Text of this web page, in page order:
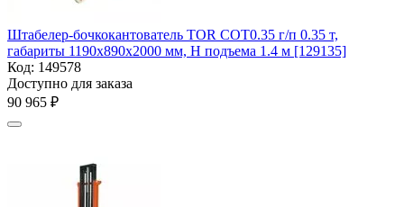
Штабелер-бочкокантователь TOR COT0.35 г/п 0.35 т,
габариты 1190х890х2000 мм, Н подъема 1.4 м [129135]
Код: 149578
Доступно для заказа
90 965 ₽